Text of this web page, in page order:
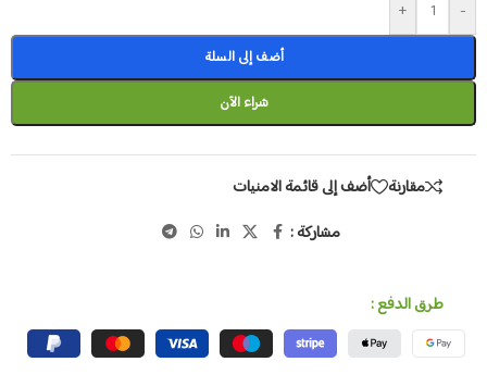
-
+
أضف إلى السلة
شراء الآن
مقارنة
أضف إلى قائمة الامنيات
مشاركة :
طرق الدفع :